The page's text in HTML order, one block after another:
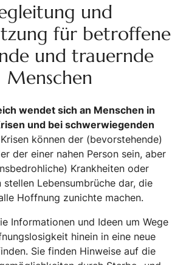
und
für betroffene
und trauernde
Menschen
wendet sich an Menschen in
und bei schwerwiegenden
Krisen können der (bevorstehende)
der einer nahen Person sein, aber
Krankheiten oder
stellen Lebensumbrüche dar, die
Hoffnung zunichte machen.
Informationen und Ideen um Wege
hinein in eine neue
Sie finden Hinweise auf die